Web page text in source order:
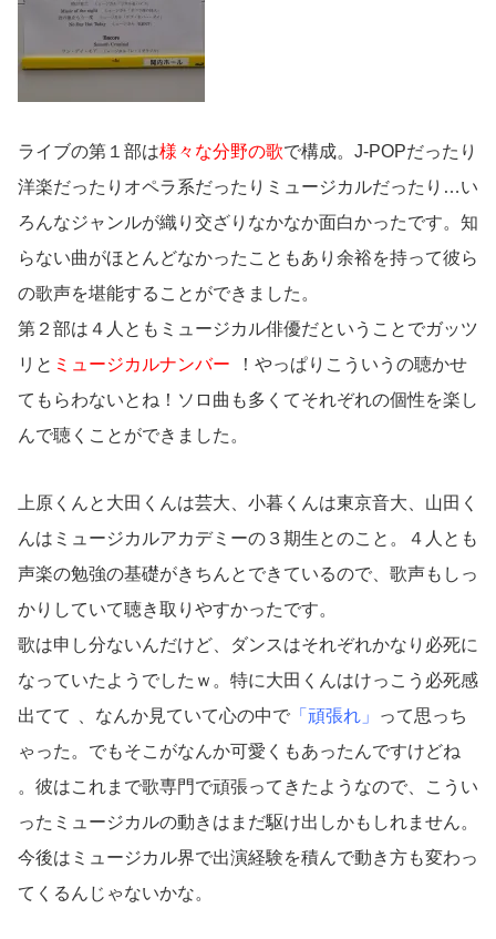
ライブの第１部は様々な分野の歌で構成。J-POPだったり
洋楽だったりオペラ系だったりミュージカルだったり…い
ろんなジャンルが織り交ざりなかなか面白かったです。知
らない曲がほとんどなかったこともあり余裕を持って彼ら
の歌声を堪能することができました。
第２部は４人ともミュージカル俳優だということでガッツ
リと ミュージカルナンバー
！やっぱりこういうの聴かせ
てもらわないとね！ソロ曲も多くてそれぞれの個性を楽し
んで聴くことができました。
上原くんと大田くんは芸大、小暮くんは東京音大、山田く
んはミュージカルアカデミーの３期生とのこと。４人とも
声楽の勉強の基礎がきちんとできているので、歌声もしっ
かりしていて聴き取りやすかったです。
歌は申し分ないんだけど、ダンスはそれぞれかなり必死に
なっていたようでしたｗ。特に大田くんはけっこう必死感
出てて
、なんか見ていて心の中で 「頑張れ」
って思っち
ゃった。でもそこがなんか可愛くもあったんですけどね
。彼はこれまで歌専門で頑張ってきたようなので、こうい
ったミュージカルの動きはまだ駆け出しかもしれません。
今後はミュージカル界で出演経験を積んで動き方も変わっ
てくるんじゃないかな。